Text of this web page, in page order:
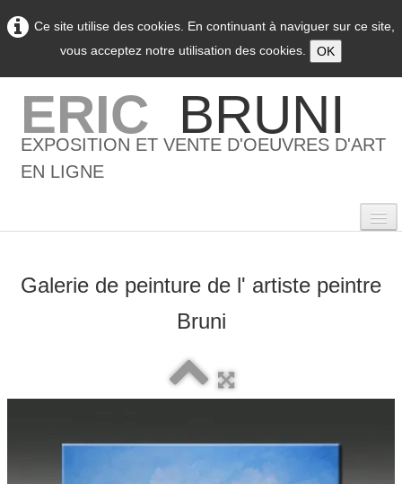
Ce site utilise des cookies. En continuant à naviguer sur ce site,
vous acceptez notre utilisation des cookies.
OK
ERIC BRUNI
EXPOSITION ET VENTE D'OEUVRES D'ART
EN LIGNE
0
Galerie de peinture de l' artiste peintre
Bruni